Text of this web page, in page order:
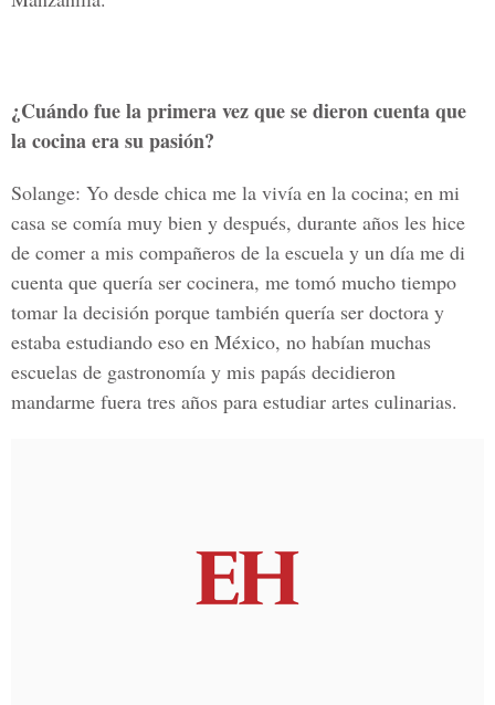
¿Cuándo fue la primera vez que se dieron cuenta que
la cocina era su pasión?
Solange: Yo desde chica me la vivía en la cocina; en mi
casa se comía muy bien y después, durante años les hice
de comer a mis compañeros de la escuela y un día me di
cuenta que quería ser cocinera, me tomó mucho tiempo
tomar la decisión porque también quería ser doctora y
estaba estudiando eso en México, no habían muchas
escuelas de gastronomía y mis papás decidieron
mandarme fuera tres años para estudiar artes culinarias.